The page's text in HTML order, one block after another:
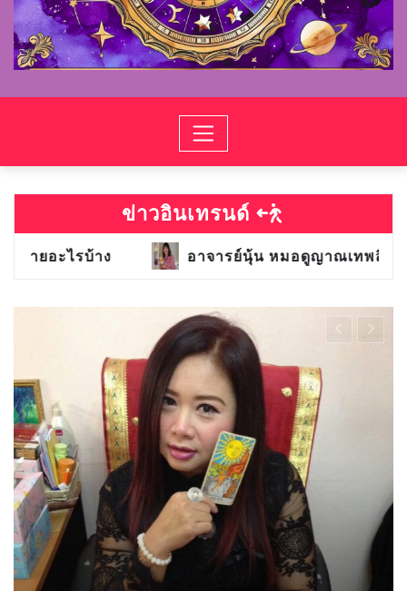
ข่าวอินเทรนด์
ารย์นุ้น หมอดูญาณเทพลิขิต หมอดูตุ่น หมอดูไพ่โ
แม่สาย
2018
บทความน่าอ่าน
จุดธูปกี่ดอก บอกคว
บ้าง
HoroGuide ส.ค. 15,